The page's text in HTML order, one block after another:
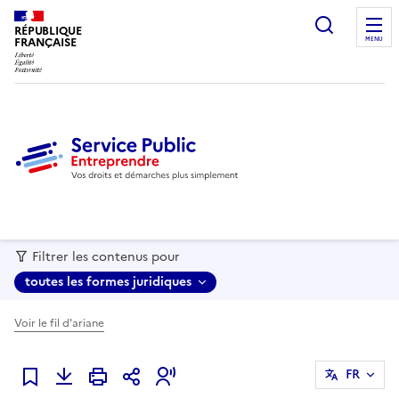
RÉPUBLIQUE
FRANÇAISE MENU
Filtrer les contenus pour
toutes les formes juridiques
Voir le fil d'ariane
Ajouter à mes favoris
FR